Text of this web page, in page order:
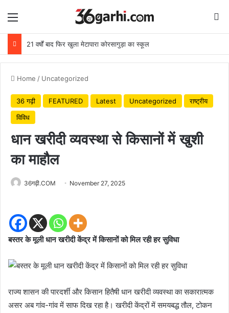
Menu
21 वर्षों बाद फिर खुला मेटापारा कोरसागुड़ा का स्कूल
Home / Uncategorized
36 गढ़ी FEATURED Latest Uncategorized
राष्ट्रीय
विविध
धान खरीदी व्यवस्था से किसानों में खुशी
का माहौल
36गढ़ी.COM November 27, 2025
बस्तर के मूली धान खरीदी केंद्र में किसानों को मिल रही हर सुविधा
राज्य शासन की पारदर्शी और किसान हितैषी धान खरीदी व्यवस्था का सकारात्मक
असर अब गांव-गांव में साफ दिख रहा है। खरीदी केंद्रों में समयबद्ध तौल, टोकन